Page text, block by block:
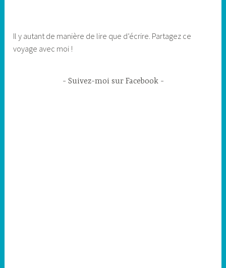
Il y autant de manière de lire que d’écrire. Partagez ce
voyage avec moi !
Suivez-moi sur Facebook